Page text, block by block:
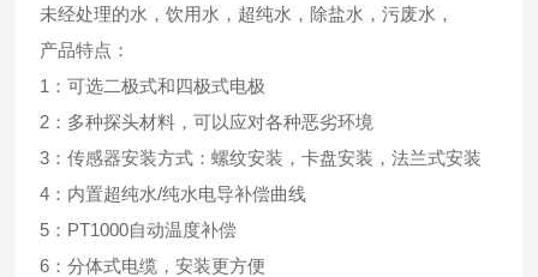
未经处理的水，饮用水，超纯水，除盐水，污废水，
产品特点：
1：可选二极式和四极式电极
2：多种探头材料，可以应对各种恶劣环境
3：传感器安装方式：螺纹安装，卡盘安装，法兰式安装
4：内置超纯水/纯水电导补偿曲线
5：PT1000自动温度补偿
6：分体式电缆，安装更方便